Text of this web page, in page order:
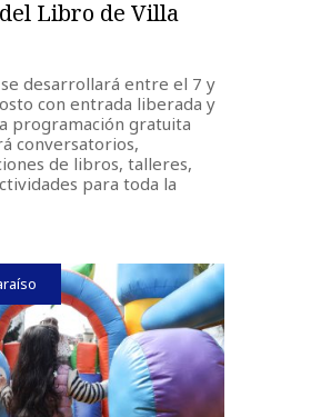
Libro de Villa
desarrollará entre el 7 y
con entrada liberada y
programación gratuita
conversatorios,
de libros, talleres,
para toda la